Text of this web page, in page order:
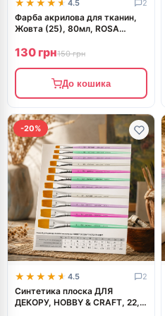
★★★★★
★★★★★ 4.5 2
Фарба акрилова для тканин,
Жовта (25), 80мл, ROSA
130 грн150 грн
До кошика
-20%
★★★★★
★★★★★ 4.5 2
Синтетика плоска ДЛЯ
ДЕКОРУ, HOBBY & CRAFT, 22,